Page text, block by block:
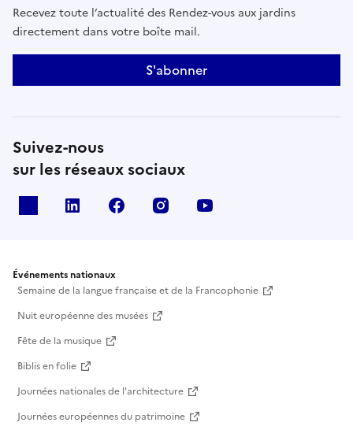
Recevez toute l’actualité des Rendez-vous aux jardins
directement dans votre boîte mail.
S'abonner
Suivez-nous
sur les réseaux sociaux
Linkedin Facebook Instagram
Événements nationaux
Semaine de la langue française et de la Francophonie
Nuit européenne des musées
Fête de la musique
Biblis en folie
Journées nationales de l'architecture
Journées européennes du patrimoine